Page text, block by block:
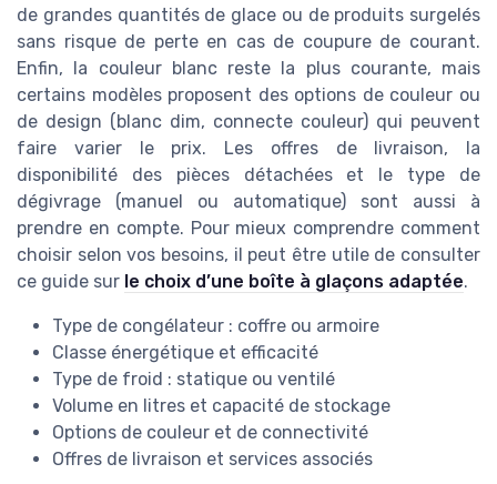
de grandes quantités de glace ou de produits surgelés
sans risque de perte en cas de coupure de courant.
Enfin, la couleur blanc reste la plus courante, mais
certains modèles proposent des options de couleur ou
de design (blanc dim, connecte couleur) qui peuvent
faire varier le prix. Les offres de livraison, la
disponibilité des pièces détachées et le type de
dégivrage (manuel ou automatique) sont aussi à
prendre en compte. Pour mieux comprendre comment
choisir selon vos besoins, il peut être utile de consulter
ce guide sur le choix d’une boîte à glaçons adaptée.
Type de congélateur : coffre ou armoire
Classe énergétique et efficacité
Type de froid : statique ou ventilé
Volume en litres et capacité de stockage
Options de couleur et de connectivité
Offres de livraison et services associés